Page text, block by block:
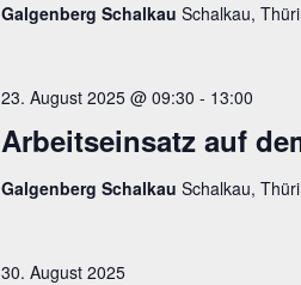
Galgenberg Schalkau Schalkau,
Arbeitseinsatz auf
23. August 2025 @ 09:30 - 13:00
Galgenberg Schalkau Schalkau,
30. August 2025